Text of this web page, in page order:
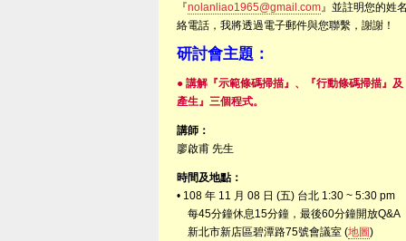
『nolanliao1965@gmail.com』並註明您的姓
絡電話，我將透過電子郵件與您聯繫，謝謝！
研討會主題：
● 講解『示範條碼掃描』、『行動條碼掃描』
產生』三個程式。
講師：
廖啟甫 先生
時間及地點：
• 108 年 11 月 08 日 (五) 台北 1:30 ~ 5:30 pm
每45分鐘休息15分鐘，最後60分鐘開放Q&A
新北市新店區碧潭路75號會議室 (地圖)